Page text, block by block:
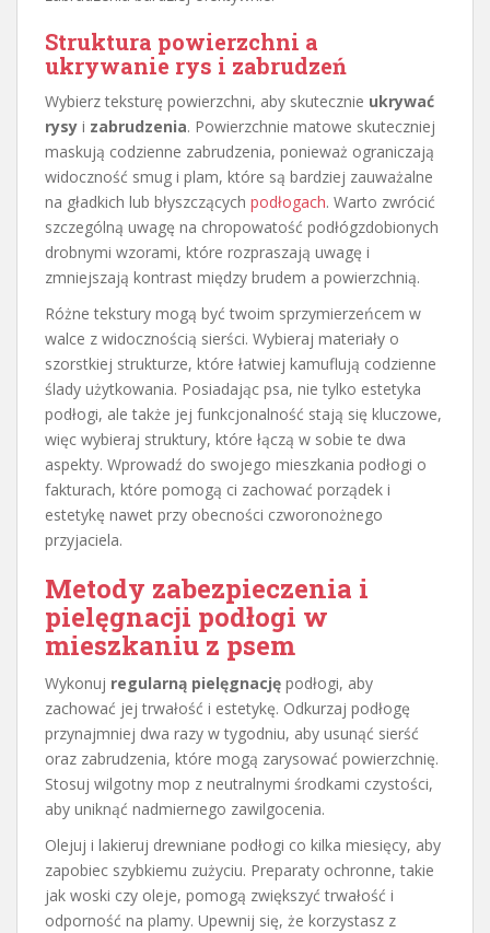
Struktura powierzchni a
ukrywanie rys i zabrudzeń
Wybierz teksturę powierzchni, aby skutecznie ukrywać
rysy i zabrudzenia. Powierzchnie matowe skuteczniej
maskują codzienne zabrudzenia, ponieważ ograniczają
widoczność smug i plam, które są bardziej zauważalne
na gładkich lub błyszczących podłogach. Warto zwrócić
szczególną uwagę na chropowatość podłógzdobionych
drobnymi wzorami, które rozpraszają uwagę i
zmniejszają kontrast między brudem a powierzchnią.
Różne tekstury mogą być twoim sprzymierzeńcem w
walce z widocznością sierści. Wybieraj materiały o
szorstkiej strukturze, które łatwiej kamuflują codzienne
ślady użytkowania. Posiadając psa, nie tylko estetyka
podłogi, ale także jej funkcjonalność stają się kluczowe,
więc wybieraj struktury, które łączą w sobie te dwa
aspekty. Wprowadź do swojego mieszkania podłogi o
fakturach, które pomogą ci zachować porządek i
estetykę nawet przy obecności czworonożnego
przyjaciela.
Metody zabezpieczenia i
pielęgnacji podłogi w
mieszkaniu z psem
Wykonuj regularną pielęgnację podłogi, aby
zachować jej trwałość i estetykę. Odkurzaj podłogę
przynajmniej dwa razy w tygodniu, aby usunąć sierść
oraz zabrudzenia, które mogą zarysować powierzchnię.
Stosuj wilgotny mop z neutralnymi środkami czystości,
aby uniknąć nadmiernego zawilgocenia.
Olejuj i lakieruj drewniane podłogi co kilka miesięcy, aby
zapobiec szybkiemu zużyciu. Preparaty ochronne, takie
jak woski czy oleje, pomogą zwiększyć trwałość i
odporność na plamy. Upewnij się, że korzystasz z